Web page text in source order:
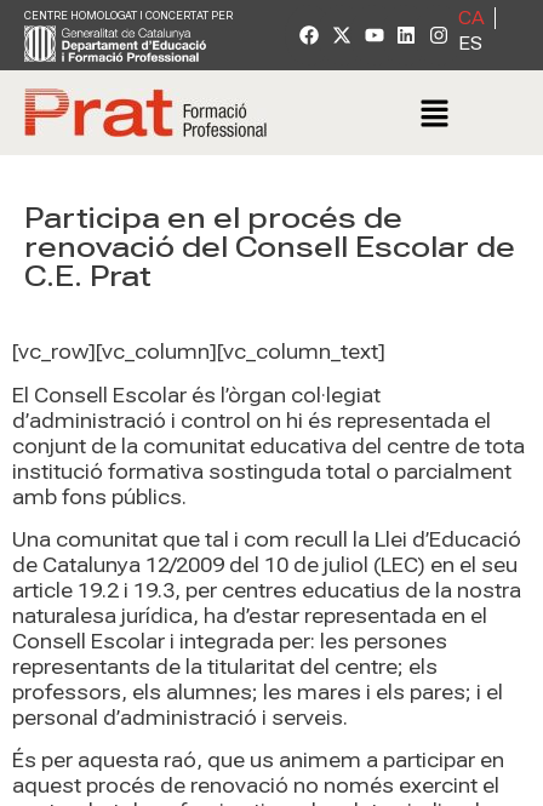
CENTRE HOMOLOGAT I CONCERTAT PER
CA
ES
Participa en el procés de
renovació del Consell Escolar de
C.E. Prat
[vc_row][vc_column][vc_column_text]
El Consell Escolar és l’òrgan col·legiat
d’administració i control on hi és representada el
conjunt de la comunitat educativa del centre de tota
institució formativa sostinguda total o parcialment
amb fons públics.
Una comunitat que tal i com recull la Llei d’Educació
de Catalunya 12/2009 del 10 de juliol (LEC) en el seu
article 19.2 i 19.3, per centres educatius de la nostra
naturalesa jurídica, ha d’estar representada en el
Consell Escolar i integrada per: les persones
representants de la titularitat del centre; els
professors, els alumnes; les mares i els pares; i el
personal d’administració i serveis.
És per aquesta raó, que us animem a participar en
aquest procés de renovació no només exercint el